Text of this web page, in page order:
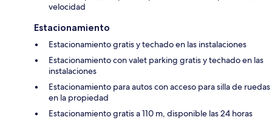
velocidad
Estacionamiento
Estacionamiento gratis y techado en las instalaciones
Estacionamiento con valet parking gratis y techado en las
instalaciones
Estacionamiento para autos con acceso para silla de ruedas
en la propiedad
Estacionamiento gratis a 110 m, disponible las 24 horas